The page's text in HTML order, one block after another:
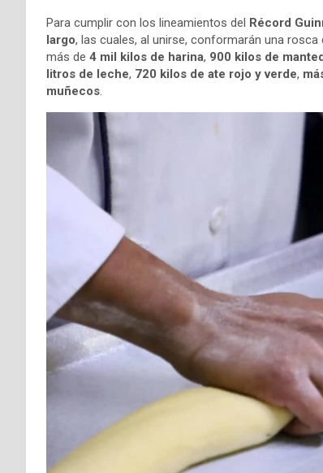
Para cumplir con los lineamientos del Récord
largo, las cuales, al unirse, conformarán una rosca
más de 4 mil kilos de harina, 900 kilos de
litros de leche, 720 kilos de ate rojo y verde,
muñecos.